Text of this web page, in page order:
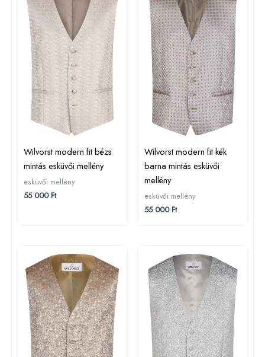
Wilvorst modern fit bézs
mintás esküvői mellény
esküvői mellény
55 000Ft
Wilvorst modern fit kék
barna mintás esküvői
mellény
esküvői mellény
55 000Ft